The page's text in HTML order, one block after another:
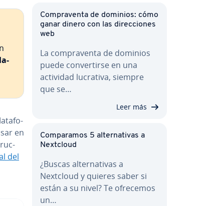
en
del
Co­m­pra­ve­n­ta de dominios: cómo
ganar dinero con las di­re­c­cio­nes
web
La co­m­pra­ve­n­ta de dominios
puede co­n­ve­r­ti­r­se en una
actividad lucrativa, siempre
que se…
Leer más
Co­m­pa­ra­mos 5 al­te­r­na­ti­vas a
Nextcloud
¿Buscas al­te­r­na­ti­vas a
Nextcloud y quieres saber si
están a su nivel? Te ofrecemos
un…